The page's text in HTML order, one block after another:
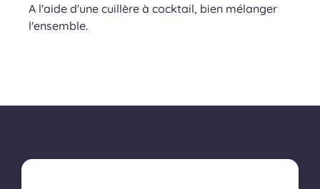
A l'aide d'une cuillère à cocktail, bien mélanger
l'ensemble.